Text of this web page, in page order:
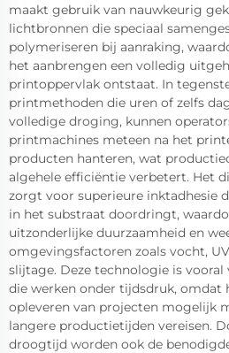
maakt gebruik van nauwkeurig
lichtbronnen die speciaal
polymeriseren bij aanraking,
het aanbrengen een volledig
printoppervlak ontstaat. In
printmethoden die uren of zelfs
volledige droging, kunnen
printmachines meteen na het
producten hanteren, wat
algehele efficiëntie verbetert. Het
zorgt voor superieure inktadhesie
in het substraat doordringt,
uitzonderlijke duurzaamheid en
omgevingsfactoren zoals vocht,
slijtage. Deze technologie is
die werken onder tijdsdruk, omdat
opleveren van projecten mogelijk
langere productietijden vereisen.
droogtijd worden ook de